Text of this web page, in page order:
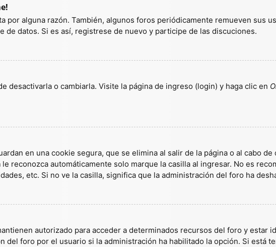
por alguna razón. También, algunos foros periódicamente remueven sus
datos. Si es así, registrese de nuevo y participe de las discuciones.
desactivarla o cambiarla. Visite la página de ingreso (login) y haga clic en
en una cookie segura, que se elimina al salir de la página o al cabo
reconozca automáticamente solo marque la casilla al ingresar. No es
etc. Si no ve la casilla, significa que la administración del foro ha
autorizado para acceder a determinados recursos del foro y estar
foro por el usuario si la administración ha habilitado la opción. Si está